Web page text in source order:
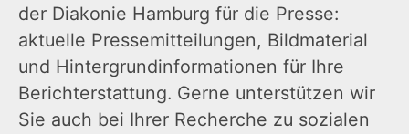
der Diakonie Hamburg für die Presse:
aktuelle Pressemitteilungen, Bildmaterial
und Hintergrundinformationen für Ihre
Berichterstattung. Gerne unterstützen wir
Sie auch bei Ihrer Recherche zu sozialen